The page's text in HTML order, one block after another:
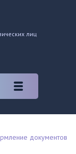
лиц
документов